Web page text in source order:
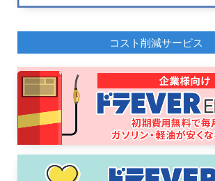
コスト削減サービス